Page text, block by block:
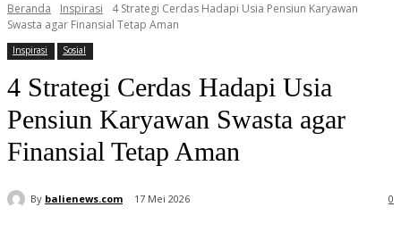
Beranda Inspirasi
4 Strategi Cerdas Hadapi Usia Pensiun Karyawan
Swasta agar Finansial Tetap Aman
Inspirasi Sosial
4 Strategi Cerdas Hadapi Usia
Pensiun Karyawan Swasta agar
Finansial Tetap Aman
By balienews.com 17 Mei 2026 0